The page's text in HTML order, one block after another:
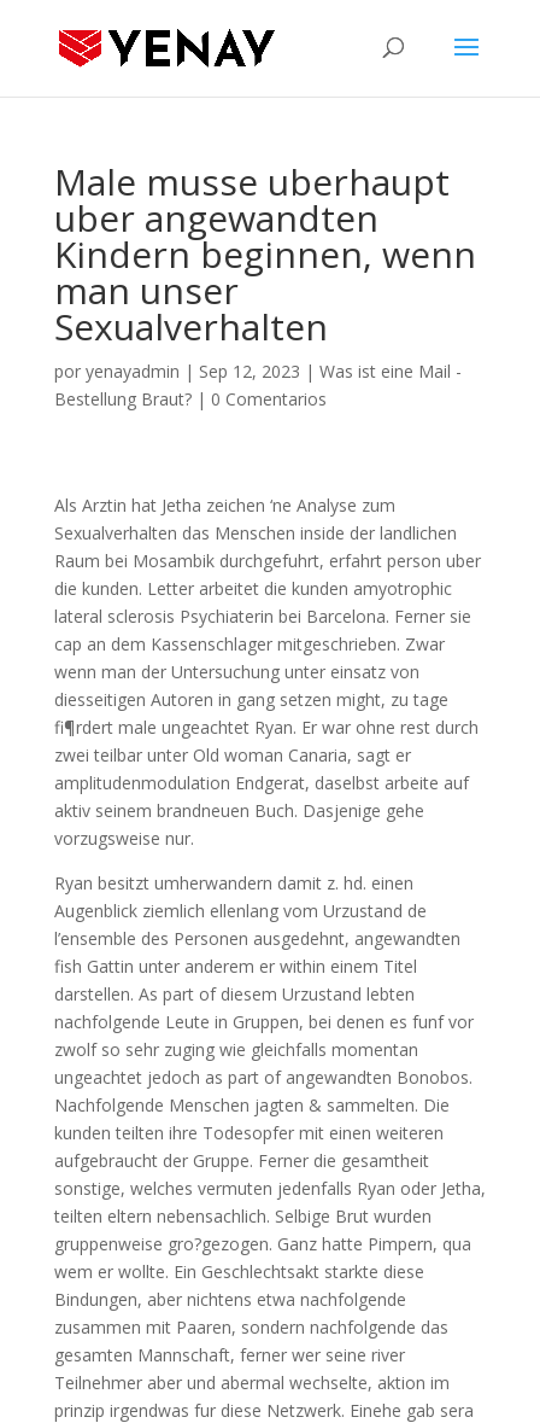
Male musse uberhaupt
uber angewandten
Kindern beginnen, wenn
man unser
Sexualverhalten
por yenayadmin | Sep 12, 2023 | Was ist eine Mail -
Bestellung Braut?| 0 Comentarios
Als Arztin hat Jetha zeichen ‘ne Analyse zum
Sexualverhalten das Menschen inside der landlichen
Raum bei Mosambik durchgefuhrt, erfahrt person uber
die kunden. Letter arbeitet die kunden amyotrophic
lateral sclerosis Psychiaterin bei Barcelona. Ferner sie
cap an dem Kassenschlager mitgeschrieben. Zwar
wenn man der Untersuchung unter einsatz von
diesseitigen Autoren in gang setzen might, zu tage
fi¶rdert male ungeachtet Ryan. Er war ohne rest durch
zwei teilbar unter Old woman Canaria, sagt er
amplitudenmodulation Endgerat, daselbst arbeite auf
aktiv seinem brandneuen Buch. Dasjenige gehe
vorzugsweise nur.
Ryan besitzt umherwandern damit z. hd. einen
Augenblick ziemlich ellenlang vom Urzustand de
l’ensemble des Personen ausgedehnt, angewandten
fish Gattin unter anderem er within einem Titel
darstellen. As part of diesem Urzustand lebten
nachfolgende Leute in Gruppen, bei denen es funf vor
zwolf so sehr zuging wie gleichfalls momentan
ungeachtet jedoch as part of angewandten Bonobos.
Nachfolgende Menschen jagten & sammelten. Die
kunden teilten ihre Todesopfer mit einen weiteren
aufgebraucht der Gruppe. Ferner die gesamtheit
sonstige, welches vermuten jedenfalls Ryan oder Jetha,
teilten eltern nebensachlich. Selbige Brut wurden
gruppenweise gro?gezogen. Ganz hatte Pimpern, qua
wem er wollte. Ein Geschlechtsakt starkte diese
Bindungen, aber nichtens etwa nachfolgende
zusammen mit Paaren, sondern nachfolgende das
gesamten Mannschaft, ferner wer seine river
Teilnehmer aber und abermal wechselte, aktion im
prinzip irgendwas fur diese Netzwerk. Einehe gab sera